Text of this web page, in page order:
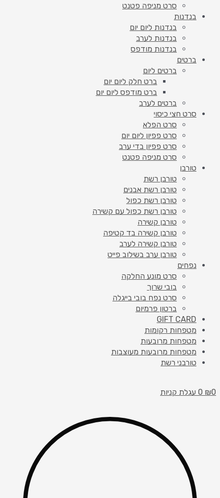
סרט מניפה פטנט
בנדנות
בנדנות ליום יום
בנדנות לערב
בנדנות מודפס
ברטים
ברטים ליום
ברט חלק ליום יום
ברט מודפס ליום יום
ברטים לערב
סרט חצי כיסוי
סרט הפלא
סרט פפיון ליום יום
סרט פפיון בדי ערב
סרט מניפה פטנט
טורבן
טורבן רשת
טורבן רשת אבנים
טורבן רשת כפול
טורבן רשת כפול עם קשירה
טורבן קשירה
טורבן קשירה בד קטיפה
טורבן קשירה לערב
טורבן ערב בשילוב פייט
נפחים
סרט מונע החלקה
בובי שרוך
סרט נפח בובי בייגלה
ברטון פרמיום
GIFT CARD
מטפחות רקומות
מטפחות מרובעות
מטפחות מרובעות מעוצבות
טורבני רשת
₪0
0 עגלת קניות